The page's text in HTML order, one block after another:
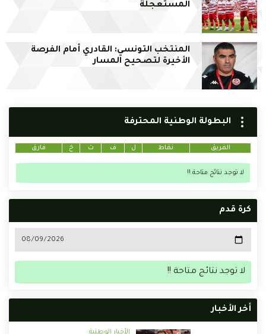
المستعجلة
المنتخب التونسي: القادري أمام الفرصة
الأخيرة لتصحيح المسار
البطولة الوطنية المحترفة
الفريق نقاط ل ف ت خ فارق
لا توجد نتائج متاحة !!
كرة قدم
لا توجد نتائج متاحة !!
أخر الأخبار
الأخبار الوطنية